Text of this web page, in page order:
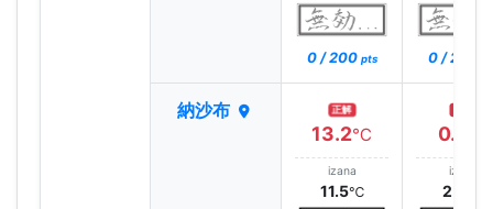
0 / 200 pts 0 / 200
納沙布 正解
13.2℃
izana
11.5℃
0.6
izana
2.0